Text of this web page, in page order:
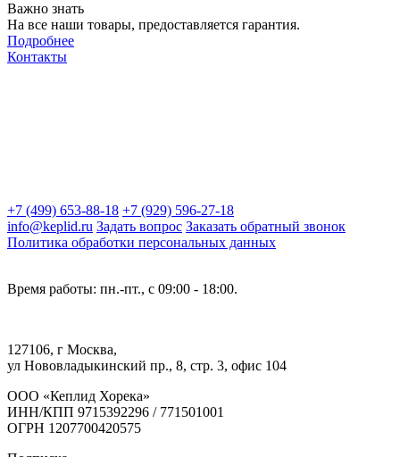
Важно знать
На все наши товары, предоставляется гарантия.
Подробнее
Контакты
+7 (499) 653-88-18 +7 (929) 596-27-18
info@keplid.ru Задать вопрос Заказать обратный звонок
Политика обработки персональных данных
Время работы: пн.-пт., с 09:00 - 18:00.
127106, г Москва,
ул Нововладыкинский пр., 8, стр. 3, офис 104
ООО «Кеплид Хорека»
ИНН/КПП 9715392296 / 771501001
ОГРН 1207700420575